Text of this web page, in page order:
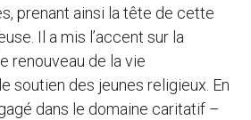
prenant ainsi la tête de cette
Il a mis l’accent sur la
renouveau de la vie
soutien des jeunes religieux. En
dans le domaine caritatif –